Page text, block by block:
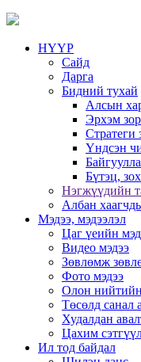
НҮҮР
Сайд
Дарга
Бидний тухай
Алсын
Эрхэм
Стратеги
Үндсэн
Бүтэц,
Нэгжүүдийн
Албан
Мэдээ, мэдээлэл
Цаг үеийн
Видео мэдээ
Зөвлөмж
Фото мэдээ
Олон
Төсөлд санал
Худалдан
Цахим
Ил тод байдал